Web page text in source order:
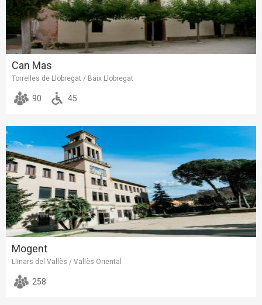
Can Mas
Torrelles de Llobregat / Baix Llobregat
90 45
Mogent
Llinars del Vallès / Vallès Oriental
258